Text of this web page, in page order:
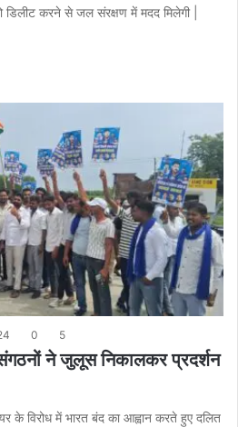
करने से जल संरक्षण में मदद मिलेगी |
0 5
ने जुलूस निकालकर प्रदर्शन
के विरोध में भारत बंद का आह्वान करते हुए दलित